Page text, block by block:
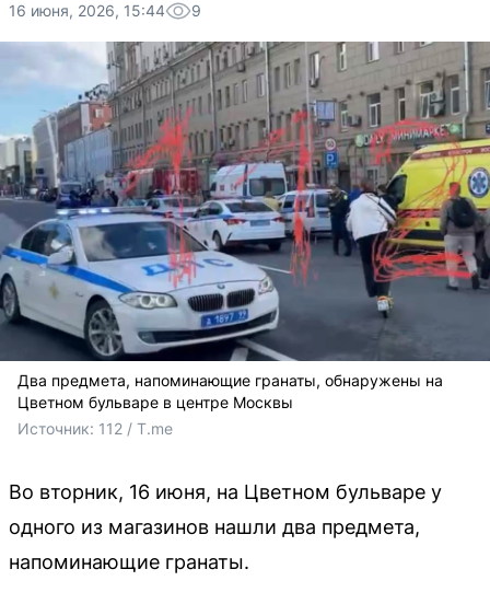
16 июня, 2026, 15:44 9
Два предмета, напоминающие гранаты, обнаружены на
Цветном бульваре в центре Москвы
Источник: 112 / T.me
Во вторник, 16 июня, на Цветном бульваре у
одного из магазинов нашли два предмета,
напоминающие гранаты.